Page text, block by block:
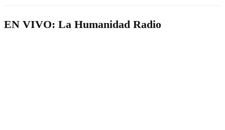
EN VIVO: La Humanidad Radio